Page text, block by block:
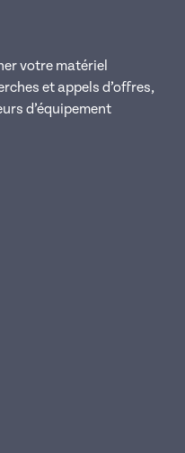
votre matériel
et appels d’offres,
d’équipement